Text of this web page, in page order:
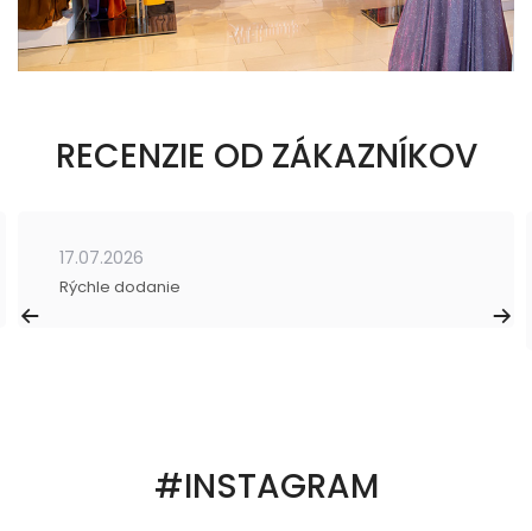
RECENZIE OD ZÁKAZNÍKOV
17.07.2026
Rýchle dodanie
#INSTAGRAM